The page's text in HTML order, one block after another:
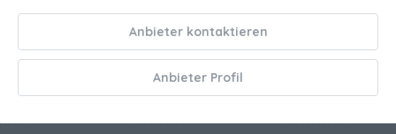
Anbieter kontaktieren
Anbieter Profil